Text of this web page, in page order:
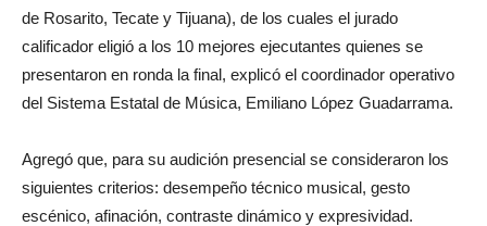
de Rosarito, Tecate y Tijuana), de los cuales el jurado
calificador eligió a los 10 mejores ejecutantes quienes se
presentaron en ronda la final, explicó el coordinador operativo
del Sistema Estatal de Música, Emiliano López Guadarrama.
Agregó que, para su audición presencial se consideraron los
siguientes criterios: desempeño técnico musical, gesto
escénico, afinación, contraste dinámico y expresividad.